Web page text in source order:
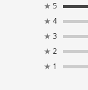
★ 5
★ 4
★ 3
★ 2
★ 1